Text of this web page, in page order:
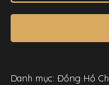
Danh mục: Đồng Hồ